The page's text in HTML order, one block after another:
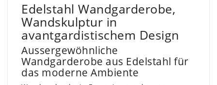
Edelstahl Wandgarderobe,
Wandskulptur in
avantgardistischem Design
Aussergewöhnliche
Wandgarderobe aus Edelstahl für
das moderne Ambiente